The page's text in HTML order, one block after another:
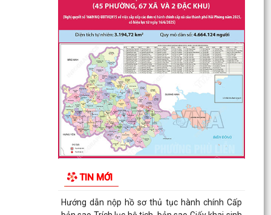
TIN MỚI
Xã Khúc Thừa Dụ triển khai công tác đo đạc, xây
dựng cơ sở dữ liệu đất đai và thu thuế sử dụng
đất...
Công khai danh mục thủ tục hành chính được
sửa đổi, bổ sung, thay thế, bị bãi bỏ thuộc phạm
vi chức...
Công khai thủ tục hành chính ban hành mới,
được sửa đổi, bổ sung thuộc phạm vi chức năng
quản lý...
năm, quyết tâm đạt GRDP 13%
Triển khai thực hiện Công văn số 9196/BTC-VP